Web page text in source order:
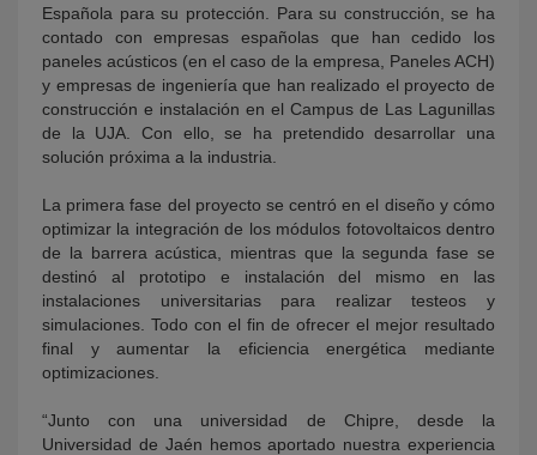
Española para su protección. Para su construcción, se ha
contado con empresas españolas que han cedido los
paneles acústicos (en el caso de la empresa, Paneles ACH)
y empresas de ingeniería que han realizado el proyecto de
construcción e instalación en el Campus de Las Lagunillas
de la UJA. Con ello, se ha pretendido desarrollar una
solución próxima a la industria.
La primera fase del proyecto se centró en el diseño y cómo
optimizar la integración de los módulos fotovoltaicos dentro
de la barrera acústica, mientras que la segunda fase se
destinó al prototipo e instalación del mismo en las
instalaciones universitarias para realizar testeos y
simulaciones. Todo con el fin de ofrecer el mejor resultado
final y aumentar la eficiencia energética mediante
optimizaciones.
“Junto con una universidad de Chipre, desde la
Universidad de Jaén hemos aportado nuestra experiencia